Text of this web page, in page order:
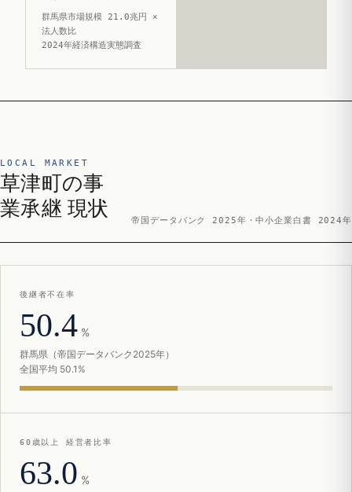
群馬県市場規模 21.0兆円 ×
法人数比
2024年経済構造実態調査
LOCAL MARKET
草津町の事
業承継 現状
帝国データバンク 2025年・中小企業白書 2024年
後継者不在率
50.4 %
群馬県（帝国データバンク2025年）
全国平均 50.1%
60歳以上 経営者比率
63.0 %